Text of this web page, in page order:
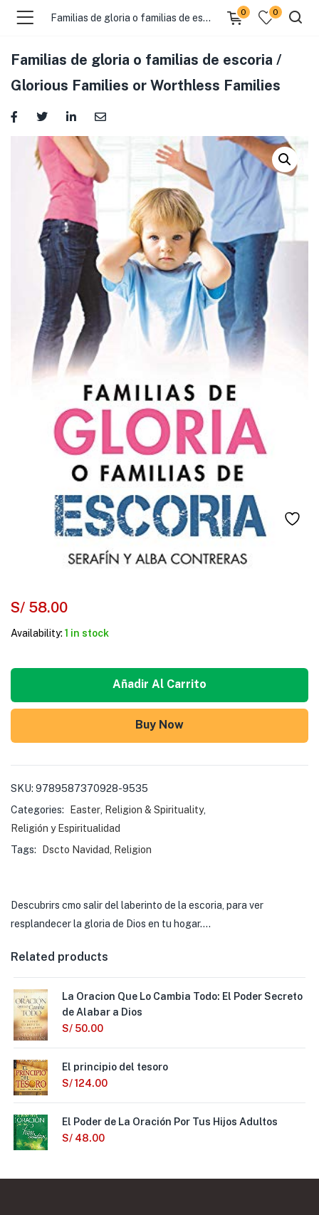
Familias de gloria o familias de escoria / Glorious Families or Worthless Families
0 0
Familias de gloria o familias de escoria /
Glorious Families or Worthless Families
S/ 58.00
Availability: 1 in stock
Añadir Al Carrito
Buy Now
SKU: 9789587370928-9535
Categories:
Easter Religion & Spirituality,
Religión y Espiritualidad
Tags:
Dscto Navidad Religion
Descubrirs cmo salir del laberinto de la escoria, para ver
resplandecer la gloria de Dios en tu hogar.…
Related products
La Oracion Que Lo Cambia Todo: El Poder Secreto
de Alabar a Dios
S/ 50.00
El principio del tesoro
S/124.00
El Poder de La Oración Por Tus Hijos Adultos
S/ 48.00